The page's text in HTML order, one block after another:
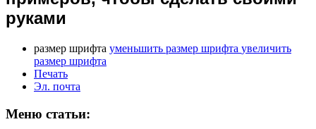
руками
размер шрифта уменьшить размер шрифта увеличить
размер шрифта
Печать
Эл. почта
Меню статьи: